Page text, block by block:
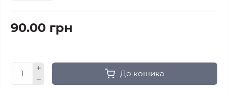
90.00 грн
До кошика